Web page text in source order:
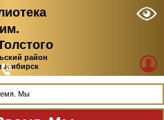
им.
район
Мы